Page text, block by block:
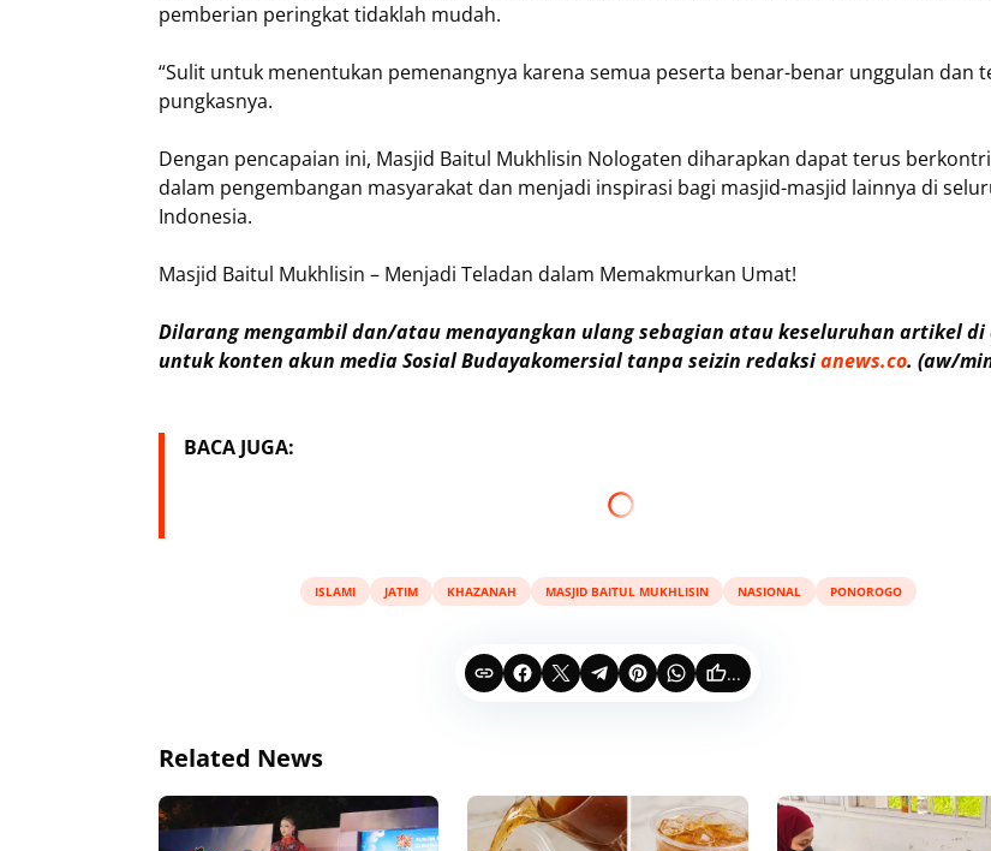
pemberian peringkat tidaklah mudah.
“Sulit untuk menentukan pemenangnya karena semua peserta benar-benar unggulan dan
pungkasnya.
Dengan pencapaian ini, Masjid Baitul Mukhlisin Nologaten diharapkan dapat terus
dalam pengembangan masyarakat dan menjadi inspirasi bagi masjid-masjid lainnya di
Indonesia.
Masjid Baitul Mukhlisin – Menjadi Teladan dalam Memakmurkan Umat!
Dilarang mengambil dan/atau menayangkan ulang sebagian atau keseluruhan artikel di
untuk konten akun media Sosial Budayakomersial tanpa seizin redaksianews.co. (aw/
BACA JUGA:
ISLAMI JATIM KHAZANAH MASJID BAITUL MUKHLISIN NASIONAL PONOROGO
...
Related News